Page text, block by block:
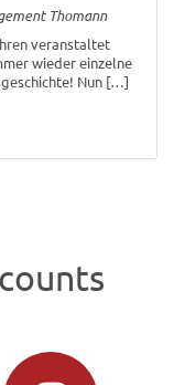
Thomann
veranstaltet
wieder einzelne
Nun […]